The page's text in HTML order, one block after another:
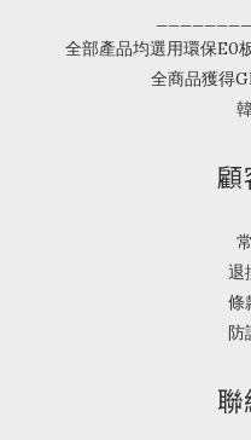
全部產品均選用環保E0
全商品獲得
退
條
防
聯